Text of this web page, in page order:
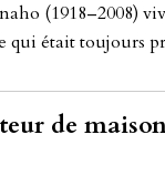
(1918–2008)
qui était tou­jours
de